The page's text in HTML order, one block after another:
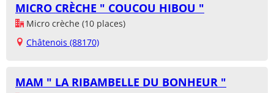
MICRO CRÈCHE " COUCOU HIBOU "
Micro crèche (10 places)
Châtenois (88170)
MAM " LA RIBAMBELLE DU BONHEUR "